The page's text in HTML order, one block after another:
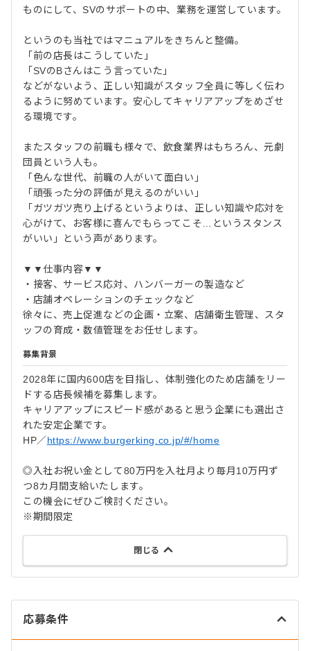
ものにして、SVのサポートの中、業務を運営しています。
というのも当社ではマニュアルをきちんと整備。
「前の店長はこうしていた」
「SVのBさんはこう言っていた」
などがないよう、正しい知識がスタッフ全員に等しく伝わ
るように努めています。安心してキャリアアップをめざせ
る環境です。
またスタッフの前職も様々で、飲食業界はもちろん、元劇
団員という人も。
「色んな世代、前職の人がいて面白い」
「頑張った分の評価が見えるのがいい」
「ガツガツ売り上げるというよりは、正しい知識や応対を
心がけて、お客様に喜んでもらってこそ…というスタンス
がいい」という声があります。
▼▼仕事内容▼▼
・接客、サービス応対、ハンバーガーの製造など
・店舗オペレーションのチェックなど
徐々に、売上促進などの企画・立案、店舗衛生管理、スタ
ッフの育成・数値管理をお任せします。
募集背景
2028年に国内600店を目指し、体制強化のため店舗をリー
ドする店長候補を募集します。
キャリアアップにスピード感があると思う企業にも選出さ
れた安定企業です。
HP／https://www.burgerking.co.jp/#/home
◎入社お祝い金として80万円を入社月より毎月10万円ず
つ8カ月間支給いたします。
この機会にぜひご検討ください。
※期間限定
閉じる
応募条件